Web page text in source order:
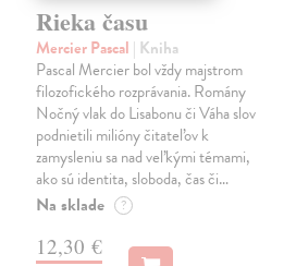
Rieka času
Mercier Pascal | Kniha
Pascal Mercier bol vždy majstrom
filozofického rozprávania. Romány
Nočný vlak do Lisabonu či Váha slov
podnietili milióny čitateľov k
zamysleniu sa nad veľkými témami,
ako sú identita, sloboda, čas či…
Na sklade ?
12,30 €